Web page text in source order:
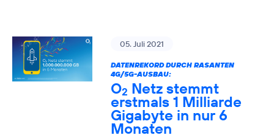
05. Juli 2021
DATENREKORD DURCH RASANTEN
4G/5G-AUSBAU:
O2 Netz stemmt
erstmals 1 Milliarde
Gigabyte in nur 6
Monaten